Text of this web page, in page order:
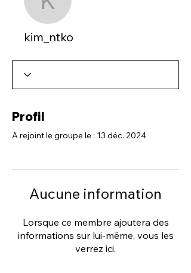
kim_ntko
kim_ntko
Profil
A rejoint le groupe le : 13 déc. 2024
Aucune information
Lorsque ce membre ajoutera des
informations sur lui-même, vous les
verrez ici.